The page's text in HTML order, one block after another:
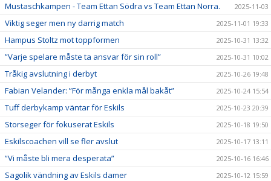
Mustaschkampen - Team Ettan Södra vs Team Ettan Norra. 2025-11-03
Viktig seger men ny darrig match 2025-11-01 19:33
Hampus Stoltz mot toppformen 2025-10-31 13:32
”Varje spelare måste ta ansvar för sin roll” 2025-10-31 10:02
Tråkig avslutning i derbyt 2025-10-26 19:48
Fabian Velander: ”För många enkla mål bakåt” 2025-10-24 15:54
Tuff derbykamp väntar för Eskils 2025-10-23 20:39
Storseger för fokuserat Eskils 2025-10-18 19:50
Eskilscoachen vill se fler avslut 2025-10-17 13:11
”Vi måste bli mera desperata” 2025-10-16 16:46
Sagolik vändning av Eskils damer 2025-10-12 15:59